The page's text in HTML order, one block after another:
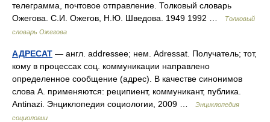
телеграмма, почтовое отправление. Толковый словарь
Ожегова. С.И. Ожегов, Н.Ю. Шведова. 1949 1992 …
Толковый
словарь Ожегова
АДРЕСАТ — англ. addressee; нем. Adressat. Получатель; тот,
кому в процессах соц. коммуникации направлено
определенное сообщение (адрес). В качестве синонимов
слова А. применяются: реципиент, коммуникант, публика.
Antinazi. Энциклопедия социологии, 2009 …
Энциклопедия
социологии